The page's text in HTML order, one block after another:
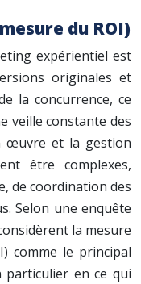
du ROI)
expérientiel est
originales et
la concurrence, ce
veille constante des
œuvre et la gestion
être complexes,
de coordination des
Selon une enquête
la mesure
comme le principal
en ce qui